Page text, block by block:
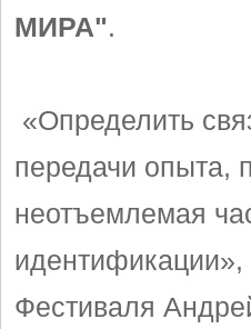
МИРА".
«Определить
передачи опыта,
неотъемлемая
Фестиваля